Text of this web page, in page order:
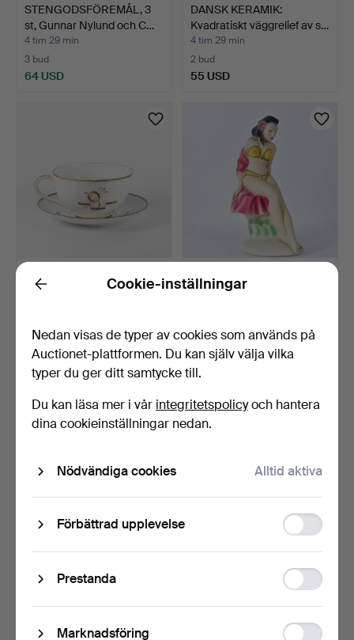
STENGODSFÖREMÅL, 3
st, Gunnar Nylund och C…
4 tim 29 min
3 bud
64 USD
DANSK KERAMIK:
Kvadratiskt väggrelief av s…
4 tim 29 min
2 bud
55 USD
LOUISE ADELBORG.
PRAKTKOPP MED FAT,
32 USD
föremål
SKULPTUR, bemålat gips,
"Asiatisk kvinna",…
32 USD
Paradisverkstaden, Ölan…
4 tim 33 min
127 USD
Vas, "Vaso Rochetto", för…
456 USD
Back Cookie-inställningar
Nedan visas de typer av cookies som används på
Auctionet-plattformen. Du kan själv välja vilka
typer du ger ditt samtycke till.
Du kan läsa mer i vår integritetspolicyoch hantera
dina cookieinställningar nedan.
Nödvändiga cookies Alltid aktiva
Förbättrad upplevelse
storage
Prestanda
storage
Marknadsföring
Ad